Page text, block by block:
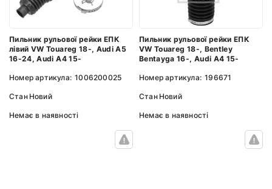
Пильник рульової рейки ЕПК
лівий VW Touareg 18-, Audi A5
16-24, Audi A4 15-
Номер артикула: 1006200025
Стан Новий
Немає в наявності
Пильник рульової рейки ЕПК
VW Touareg 18-, Bentley
Bentayga 16-, Audi A4 15-
Номер артикула: 196671
Стан Новий
Немає в наявності